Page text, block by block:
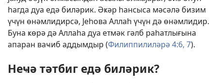
һагда дуа едә биләрик. Әҝәр һансыса мәсәлә бизим
үчүн өнәмлидирсә, Јеһова Аллаһ үчүн дә өнәмлидир.
Буна ҝөрә дә Аллаһа дуа етмәк гәлб раһатлығына
апаран ваҹиб аддымдыр (Филиппилиләрә 4:6, 7).
Неҹә тәтбиг едә биләрик?